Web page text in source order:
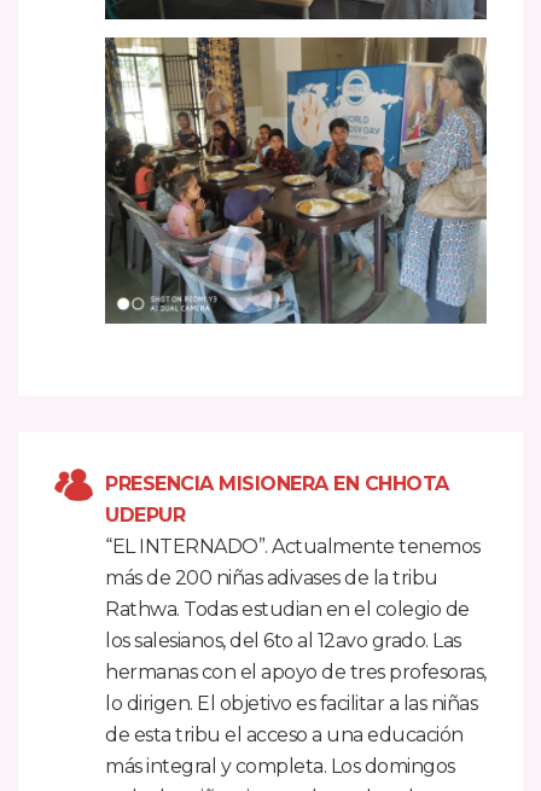
PRESENCIA MISIONERA EN CHHOTA
UDEPUR
“EL INTERNADO”. Actualmente tenemos
más de 200 niñas adivases de la tribu
Rathwa. Todas estudian en el colegio de
los salesianos, del 6to al 12avo grado. Las
hermanas con el apoyo de tres profesoras,
lo dirigen. El objetivo es facilitar a las niñas
de esta tribu el acceso a una educación
más integral y completa. Los domingos